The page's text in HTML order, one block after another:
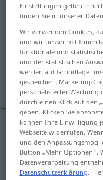
erklären < erklären >
Übersicht aller
(Für mehr Details die
explicar,
explicar erklären
interpretar
Einstellungen gelten
finden Sie in unserer
Wir verwenden Cookies,
und wir besser mit Ihnen
funktionale und
und der statistischen
werden auf Grundlage
gespeichert. Marketing-
personalisierter Werbung
durch einen Klick auf den
geben. Klicken Sie
können Ihre Einwilligung
Webseite widerrufen.
und den
Button „Mehr Optionen“.
Datenverarbeitung
Datenschutzerklärung.